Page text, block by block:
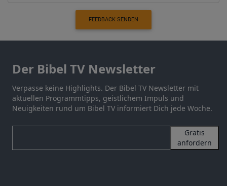
FEEDBACK SENDEN
Der Bibel TV Newsletter
Verpasse keine Highlights. Der Bibel TV Newsletter mit
aktuellen Programmtipps, geistlichem Impuls und
Neuigkeiten rund um Bibel TV informiert Dich jede Woche.
Gratis
anfordern